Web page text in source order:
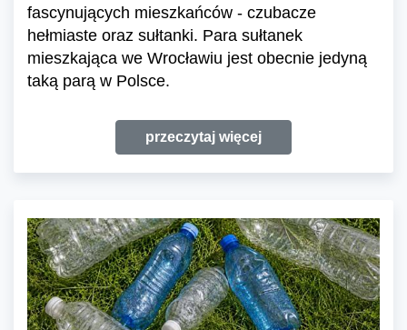
fascynujących mieszkańców - czubacze
hełmiaste oraz sułtanki. Para sułtanek
mieszkająca we Wrocławiu jest obecnie jedyną
taką parą w Polsce.
przeczytaj więcej